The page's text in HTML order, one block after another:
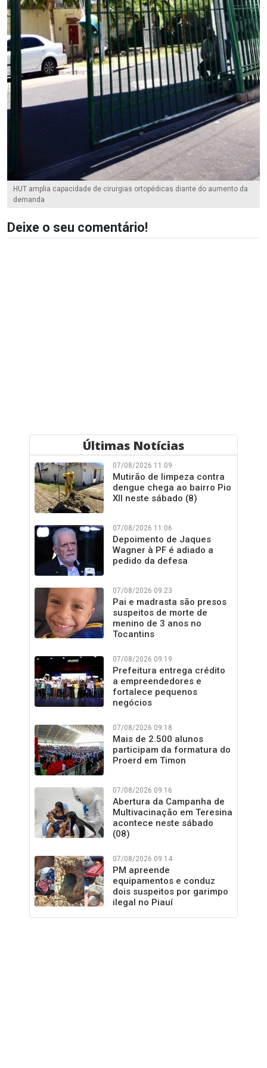
HUT amplia capacidade de cirurgias ortopédicas diante do aumento da
demanda
Deixe o seu comentário!
Últimas Notícias
07/08/2026 11:09
Mutirão de limpeza contra
dengue chega ao bairro Pio
XII neste sábado (8)
07/08/2026 11:06
Depoimento de Jaques
Wagner à PF é adiado a
pedido da defesa
07/08/2026 09:23
Pai e madrasta são presos
suspeitos de morte de
menino de 3 anos no
Tocantins
07/08/2026 09:19
Prefeitura entrega crédito
a empreendedores e
fortalece pequenos
negócios
07/08/2026 09:18
Mais de 2.500 alunos
participam da formatura do
Proerd em Timon
07/08/2026 09:16
Abertura da Campanha de
Multivacinação em Teresina
acontece neste sábado
(08)
07/08/2026 09:14
PM apreende
equipamentos e conduz
dois suspeitos por garimpo
ilegal no Piauí